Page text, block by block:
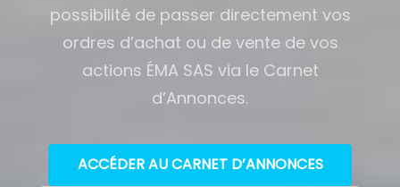
possibilité de passer directement vos
ordres d’achat ou de vente de vos
actions ÉMA SAS via le Carnet
d’Annonces.
ACCÉDER AU CARNET D’ANNONCES